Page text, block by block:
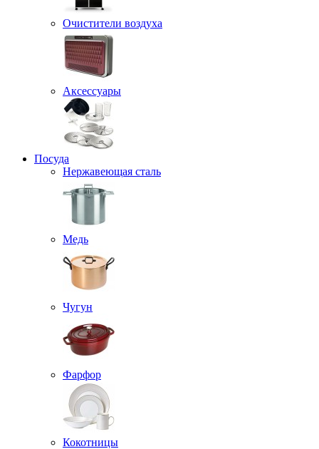
Очистители воздуха
Аксессуары
Посуда
Нержавеющая сталь
Медь
Чугун
Фарфор
Кокотницы